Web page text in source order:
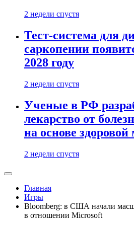
2 недели спустя
Тест-система для
саркопении
2028 году
2 недели спустя
Ученые в РФ
лекарство от
на основе
2 недели спустя
Главная
Игры
Bloomberg: в США начали
в отношении Microsoft